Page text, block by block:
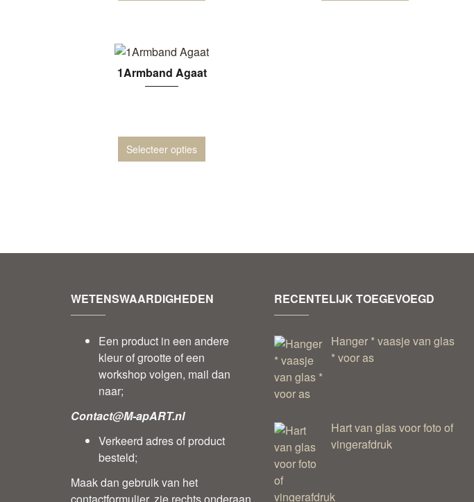
1Armband Agaat
Selecteer opties
WETENSWAARDIGHEDEN
Een product in een andere
kleur of grootte of een
workshop volgen, mail dan
naar;
Contact@M-apART.nl
Verkeerd adres of product
besteld;
Maak dan gebruik van het
RECENTELIJK TOEGEVOEGD
Hanger * vaasje van glas
* voor as
Hart van glas voor foto of
vingerafdruk